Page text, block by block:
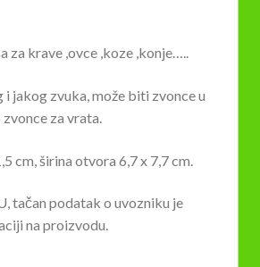
za krave ,ovce ,koze ,konje…..
i jakog zvuka, može biti zvonce u
za vrata.
cm, širina otvora 6,7 x 7,7 cm.
tačan podatak o uvozniku je
na proizvodu.